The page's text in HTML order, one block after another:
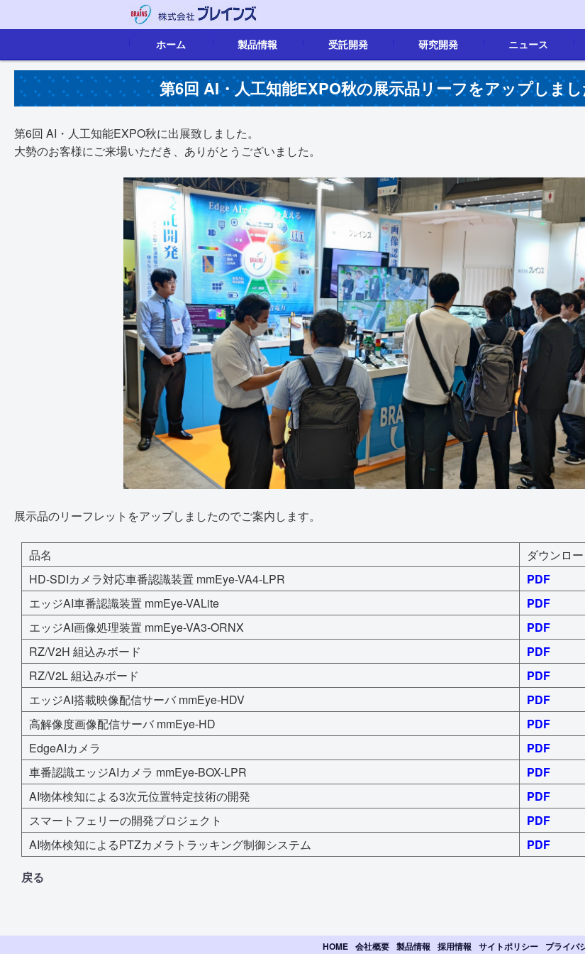
ホーム 製品情報
映像音声配信
画像認識
IoTソリューション
組込ボード
カタログ
受託開発
画像処理
研究開発
製品開発
画像処理
その他
ニュース
新着情報
第6回 AI・人工知能EXPO秋の展示品リーフをアップしまし
第6回 AI・人工知能EXPO秋に出展致しました。
大勢のお客様にご来場いただき、ありがとうございました。
展示品のリーフレットをアップしましたのでご案内します。
品名 ダウンロ
HD-SDIカメラ対応車番認識装置 mmEye-VA4-LPR
PDF
エッジAI車番認識装置 mmEye-VALite
PDF
エッジAI画像処理装置 mmEye-VA3-ORNX
PDF
RZ/V2H 組込みボード
PDF
RZ/V2L 組込みボード
PDF
エッジAI搭載映像配信サーバ mmEye-HDV
PDF
高解像度画像配信サーバ mmEye-HD
PDF
EdgeAIカメラ
PDF
車番認識エッジAIカメラ mmEye-BOX-LPR
PDF
AI物体検知による3次元位置特定技術の開発
PDF
スマートフェリーの開発プロジェクト
PDF
AI物体検知によるPTZカメラトラッキング制御システム
PDF
戻る
HOME 会社概要 製品情報 採用情報 サイトポリシー プライバ